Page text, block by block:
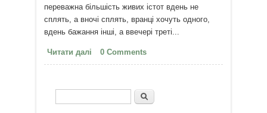
переважна більшість живих істот вдень не ​​
сплять, а вночі сплять, вранці хочуть одного,
вдень бажання інші, а ввечері треті...
Читати далі про Сон з 1 ночі до 3 ранку: чому
це так важливо?
0 Comments
Пошукова форма
Пошук